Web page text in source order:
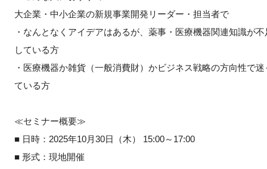
大企業・中小企業の新規事業開発リーダー・担当者で
・なんとなくアイデアはあるが、薬事・医療機器関連知識が不
している方
・医療機器か雑貨（一般消費財）かビジネス戦略の方向性で迷
ている方
≪セミナー概要≫
■ 日時：2025年10月30日（木） 15:00～17:00
■ 形式：現地開催